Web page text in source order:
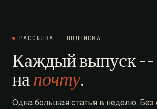
РАССЫЛКА - ПОДПИСКА
Каждый выпуск --
напочту.
Одна большая статья в неделю. Без